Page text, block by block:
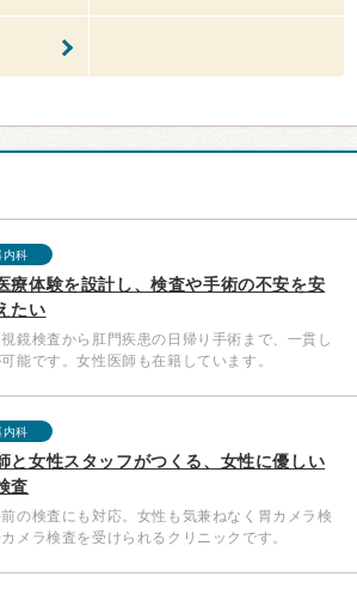
内科
療体験を設計し、検査や手術の不安を安
たい
鏡検査から肛門疾患の日帰り手術まで、一貫し
能です。女性医師も在籍しています。
内科
と女性スタッフがつくる、女性に優しい
査
の検査にも対応。女性も気兼ねなく胃カメラ検
メラ検査を受けられるクリニックです。